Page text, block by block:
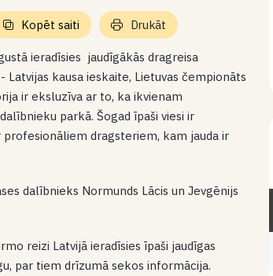
Kopēt saiti Drukāt
ieradīsies jaudīgākās dragreisa
kausa ieskaite, Lietuvas čempionāts
ir eksluzīva ar to, ka ikvienam
parkā. Šogad īpaši viesi ir
dragsteriem, kam jauda ir
dalībnieks Normunds Lācis un Jevgēnijs
reizi Latvijā ieradīsies īpaši jaudīgas
par tiem drīzumā sekos informācija.